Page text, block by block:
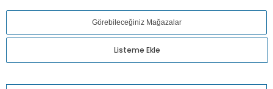
Görebileceğiniz Mağazalar
Listeme Ekle